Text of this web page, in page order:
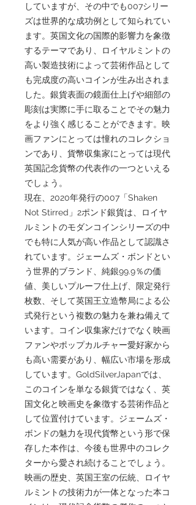
していますが、その中でも007シリー
ズは世界的な成功例として知られてい
ます。英国文化の国際的影響力を象徴
するテーマであり、ロイヤルミントの
高い製造技術によって芸術作品として
も完成度の高いコインが生み出されま
した。銀貨表面の鏡面仕上げや細部の
彫刻は実際に手に取ることでその魅力
をより強く感じることができます。映
画ファンにとっては憧れのコレクショ
ンであり、貨幣収集家にとっては現代
英国記念貨幣の代表作の一つといえる
でしょう。
現在、2020年発行の007「Shaken
Not Stirred」2ポンド銀貨は、ロイヤ
ルミントのモダンコインシリーズの中
でも特に人気が高い作品として認識さ
れています。ジェームズ・ボンドとい
う世界的ブランド、純銀99.9％の価
値、美しいプルーフ仕上げ、限定発行
枚数、そして英国王立造幣局による公
式発行という複数の魅力を兼ね備えて
います。コイン収集家だけでなく映画
ファンやポップカルチャー愛好家から
も高い需要があり、幅広い市場を形成
しています。GoldSilverJapanでは、
このコインを単なる銀貨ではなく、英
国文化と映画史を象徴する芸術作品と
して位置付けています。ジェームズ・
ボンドの魅力を現代貨幣という形で保
存した本作は、今後も世界中のコレク
ターから愛され続けることでしょう。
映画の歴史、英国王室の伝統、ロイヤ
ルミントの技術力が一体となった本コ